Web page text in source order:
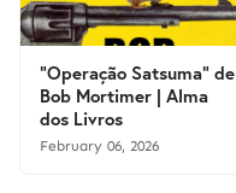
"Operação Satsuma" de
Bob Mortimer | Alma
dos Livros
February 06, 2026